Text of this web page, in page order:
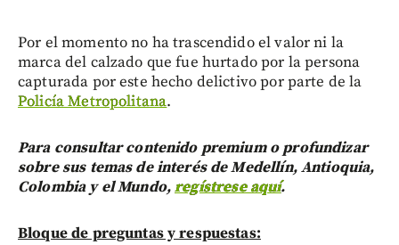
Por el momento no ha trascendido el valor ni la
marca del calzado que fue hurtado por la persona
capturada por este hecho delictivo por parte de la
Policía Metropolitana.
Para consultar contenido premium o profundizar
sobre sus temas de interés de Medellín, Antioquia,
Colombia y el Mundo,regístrese aquí.
Bloque de preguntas y respuestas: